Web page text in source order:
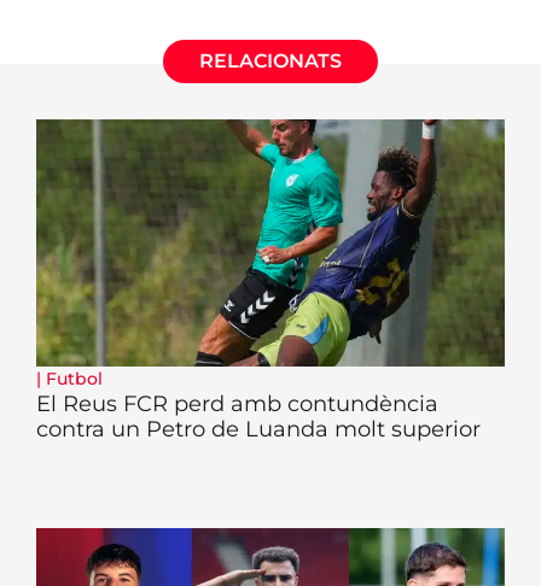
RELACIONATS
| Futbol
El Reus FCR perd amb contundència
contra un Petro de Luanda molt superior